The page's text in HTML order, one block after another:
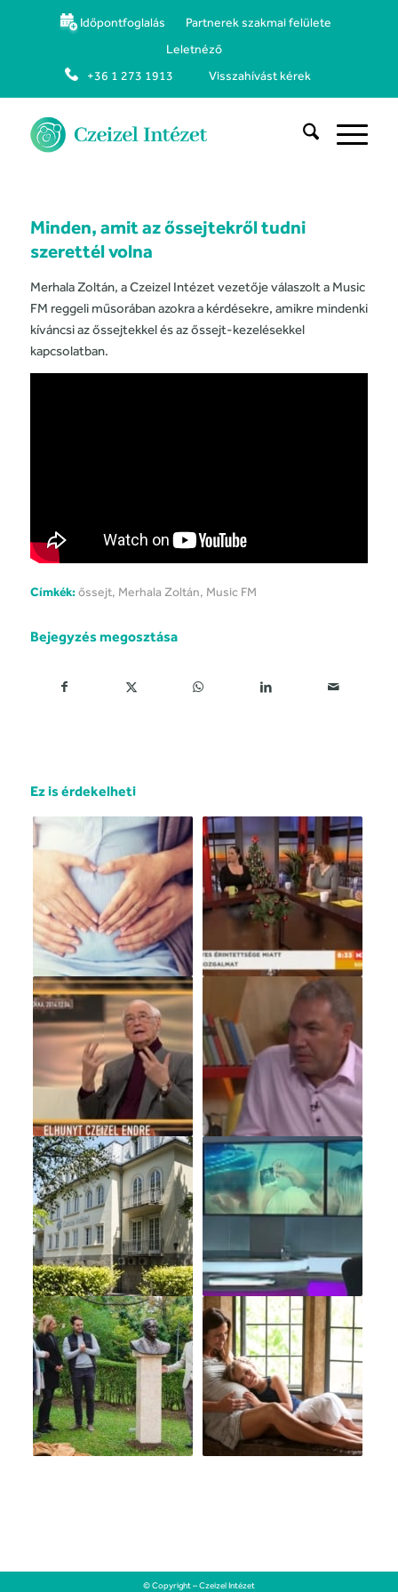
Időpontfoglalás
Partnerek szakmai felülete
Leletnéző
+36 1 273 1913
Visszahívást kérek
Minden, amit az őssejtekről tudni
szerettél volna
Merhala Zoltán, a Czeizel Intézet vezetője válaszolt a Music
FM reggeli műsorában azokra a kérdésekre, amikre mindenki
kíváncsi az őssejtekkel és az őssejt-kezelésekkel
kapcsolatban.
Címkék: őssejt, Merhala Zoltán, Music FM
Bejegyzés megosztása
Ez is érdekelheti
© Copyright – Czeizel Intézet